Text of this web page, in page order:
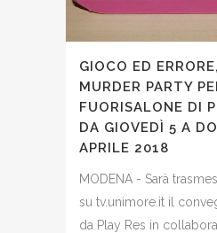
GIOCO ED
MURDER PARTY
FUORISALONE DI
DA GIOVEDÌ 5 A
APRILE 2018
MODENA - Sarà
su tv.unimore.it il
da Play Res in